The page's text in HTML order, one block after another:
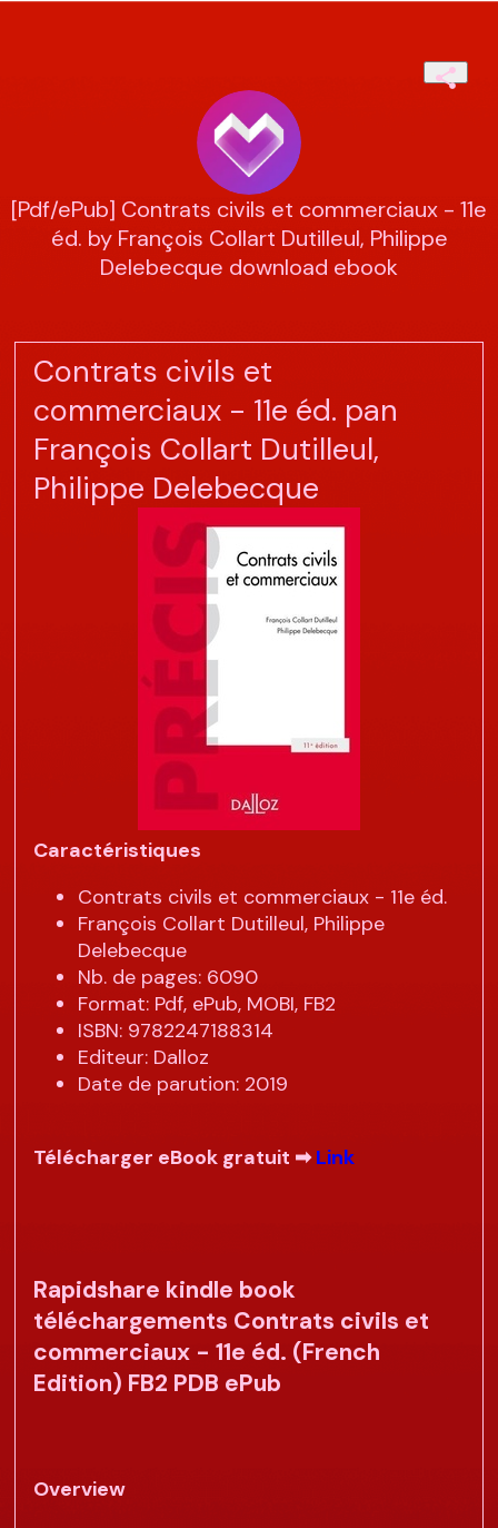
[Pdf/ePub] Contrats civils et commerciaux - 11e
éd. by François Collart Dutilleul, Philippe
Delebecque download ebook
Contrats civils et
commerciaux - 11e éd. pan
François Collart Dutilleul,
Philippe Delebecque
Caractéristiques
Contrats civils et commerciaux - 11e éd.
François Collart Dutilleul, Philippe
Delebecque
Nb. de pages: 6090
Format: Pdf, ePub, MOBI, FB2
ISBN: 9782247188314
Editeur: Dalloz
Date de parution: 2019
Télécharger eBook gratuit ➡Link
Rapidshare kindle book
téléchargements Contrats civils et
commerciaux - 11e éd. (French
Edition) FB2 PDB ePub
Overview